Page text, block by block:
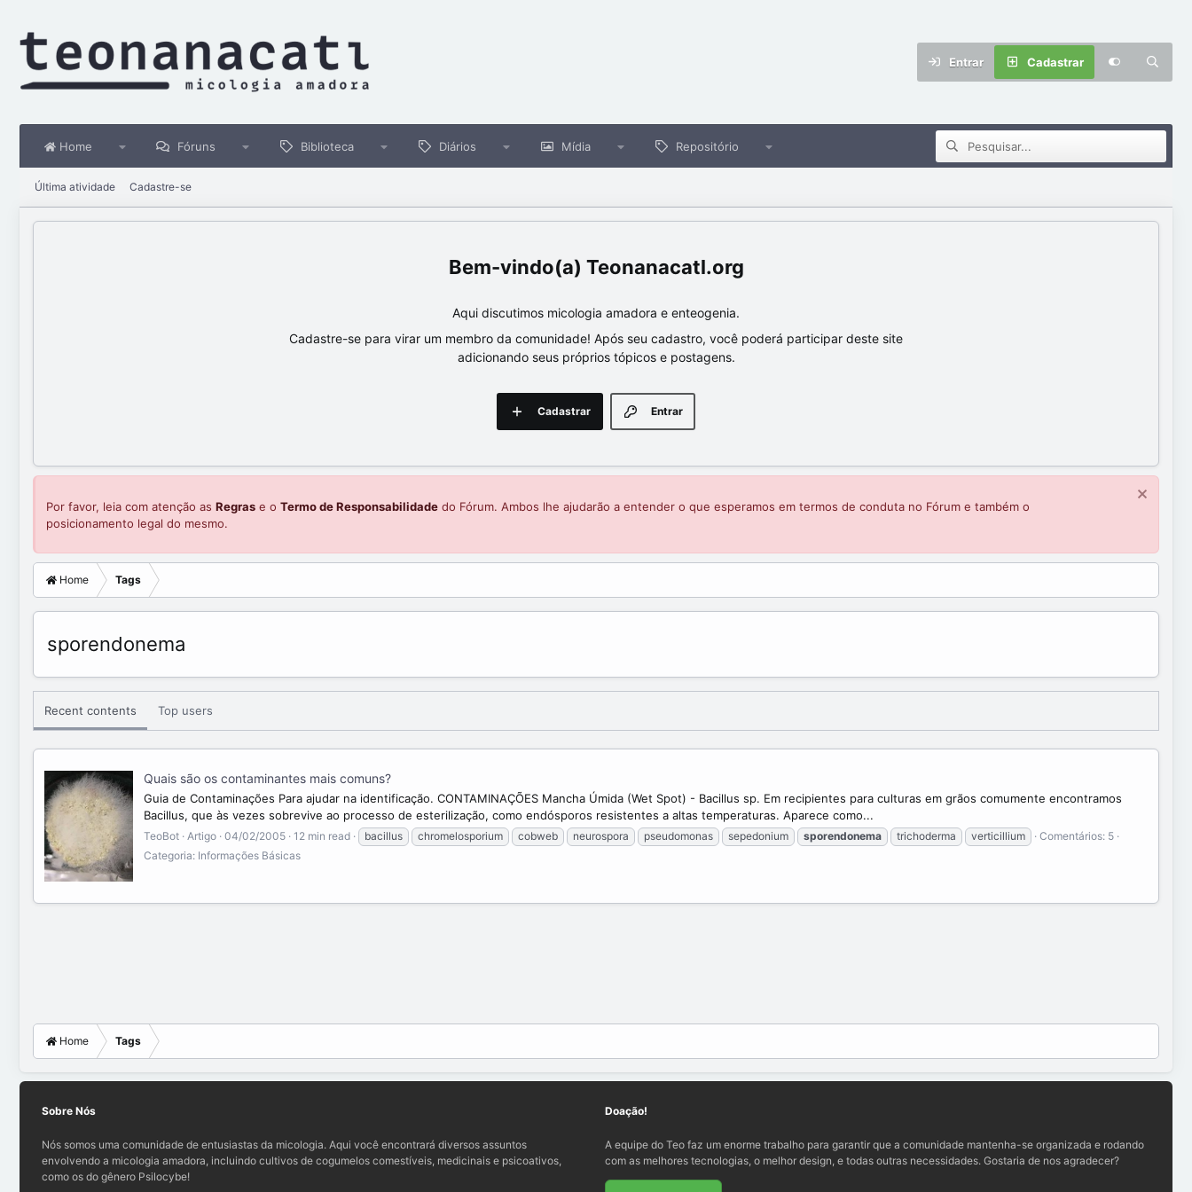
Entrar Cadastrar
Home Fóruns Biblioteca Diários Mídia Repositório
Última atividade Cadastre-se
Teonanacatl.org
Aqui discutimos micologia amadora e enteogenia.
Cadastre-se para virar um membro da comunidade! Após seu cadastro, você poderá participar deste site
adicionando seus próprios tópicos e postagens.
Entrar
Cadastrar
Por favor, leia com atenção as Regras e o Termo de Responsabilidade do Fórum. Ambos lhe ajudarão a entender o que esperamos em termos de conduta no Fórum e também o
posicionamento legal do mesmo.
Home Tags
sporendonema
Recent contents Top users
Quais são os contaminantes mais comuns?
Guia de Contaminações Para ajudar na identificação. CONTAMINAÇÕES Mancha Úmida (Wet Spot) - Bacillus sp. Em recipientes para culturas em grãos comumente encontramos
Bacillus, que às vezes sobrevive ao processo de esterilização, como endósporos resistentes a altas temperaturas. Aparece como...
TeoBot Artigo 04/02/2005 12 min read bacillus chromelosporium cobweb neurospora pseudomonas sepedonium sporendonema trichoderma verticillium
Comentários: 5
Categoria: Informações Básicas
Home Tags
Sobre Nós
Nós somos uma comunidade de entusiastas da micologia. Aqui você encontrará diversos assuntos
envolvendo a micologia amadora, incluindo cultivos de cogumelos comestíveis, medicinais e psicoativos,
como os do gênero Psilocybe!
Doação!
A equipe do Teo faz um enorme trabalho para garantir que a comunidade mantenha-se organizada e rodando
com as melhores tecnologias, o melhor design, e todas outras necessidades. Gostaria de nos agradecer?